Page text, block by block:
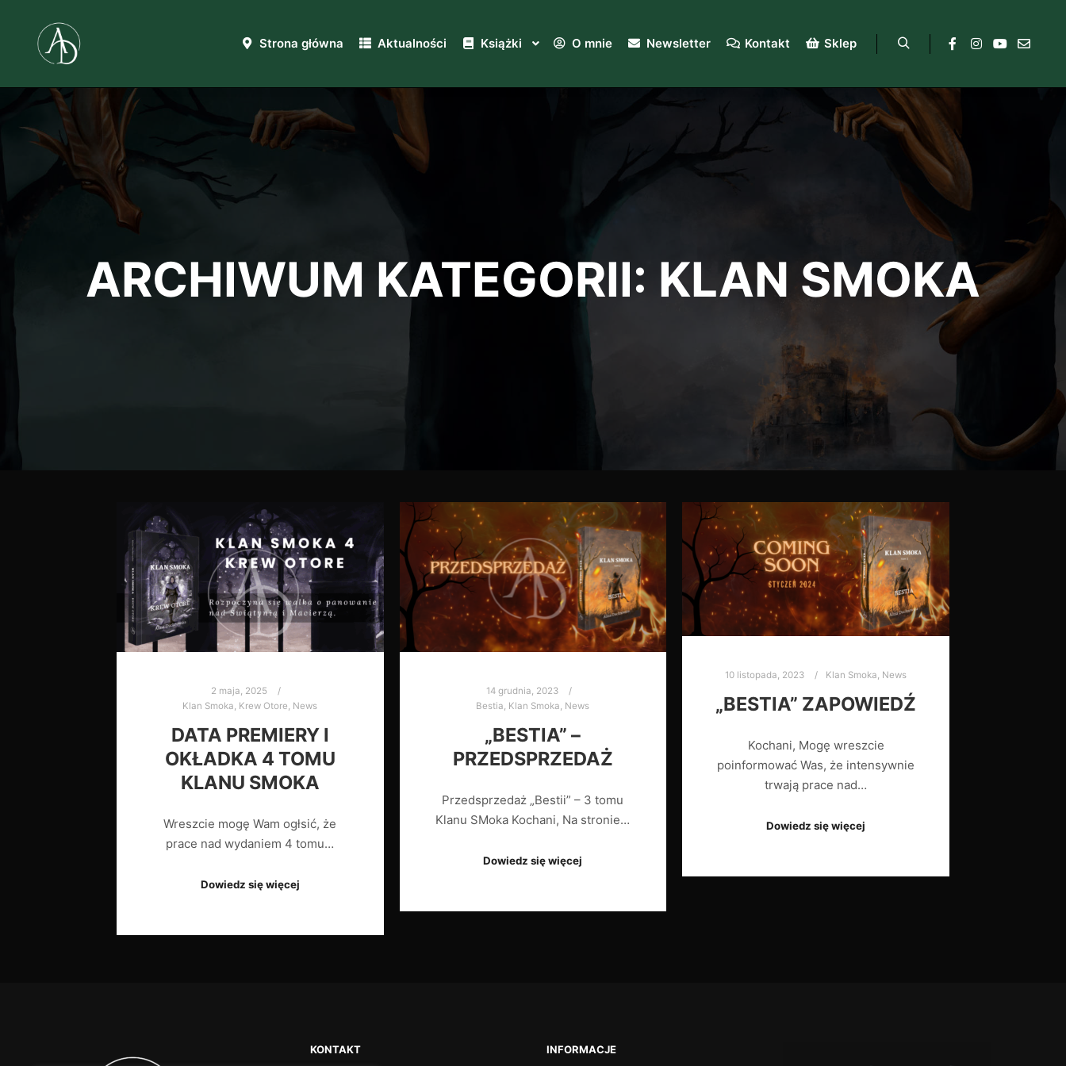
Strona główna Aktualności Książki O mnie Newsletter Kontakt Sklep
ARCHIWUM KATEGORII: KLAN SMOKA
2 maja, 2025
Klan Smoka Krew Otore News
DATA PREMIERY I
OKŁADKA 4 TOMU
KLANU SMOKA
Wreszcie mogę Wam ogłsić, że
prace nad wydaniem 4 tomu…
Dowiedz się więcej
14 grudnia, 2023
Bestia Klan Smoka News
„BESTIA” –
PRZEDSPRZEDAŻ
Przedsprzedaż „Bestii” – 3 tomu
Klanu SMoka Kochani, Na stronie…
Dowiedz się więcej
10 listopada, 2023 Klan Smoka, News
„BESTIA” ZAPOWIEDŹ
Kochani, Mogę wreszcie
poinformować Was, że intensywnie
trwają prace nad…
Dowiedz się więcej
KONTAKT INFORMACJE